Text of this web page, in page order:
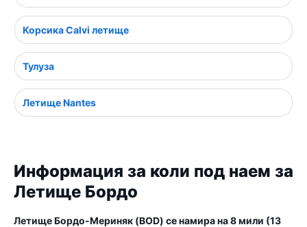
Корсика Calvi летище
Тулуза
Летище Nantes
Информация за коли под наем за
Летище Бордо
Летище Бордо-Мериняк (BOD) се намира на 8 мили (13